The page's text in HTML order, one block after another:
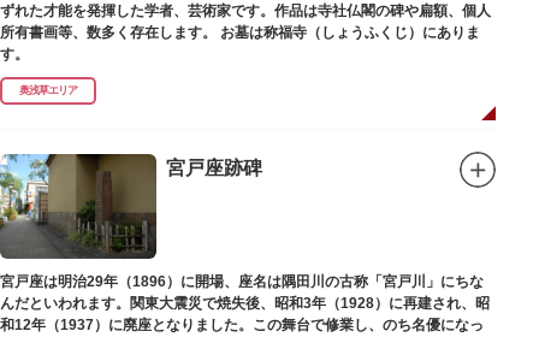
ずれた才能を発揮した学者、芸術家です。作品は寺社仏閣の碑や扁額、個人
所有書画等、数多く存在します。 お墓は称福寺（しょうふくじ）にありま
す。
奥浅草エリア
宮戸座跡碑
宮戸座は明治29年（1896）に開場、座名は隅田川の古称「宮戸川」にちな
んだといわれます。関東大震災で焼失後、昭和3年（1928）に再建され、昭
和12年（1937）に廃座となりました。この舞台で修業し、のち名優になっ